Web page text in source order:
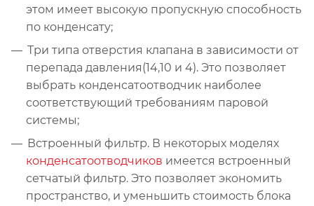
этом имеет высокую пропускную способность
по конденсату;
Три типа отверстия клапана в зависимости от
перепада давления(14,10 и 4). Это позволяет
выбрать конденсатоотводчик наиболее
соответствующий требованиям паровой
системы;
Встроенный фильтр. В некоторых моделях
конденсатоотводчиков имеется встроенный
сетчатый фильтр. Это позволяет экономить
пространство, и уменьшить стоимость блока